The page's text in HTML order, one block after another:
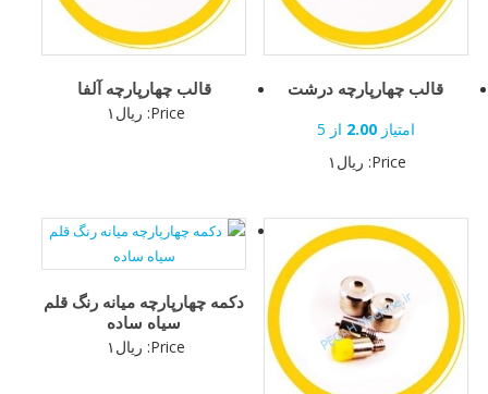
قالب چهارپارچه درشت
امتیاز2.00 از 5
Price: ریال ۱
قالب چهارپارچه آلفا
Price: ریال ۱
دکمه چهارپارچه میانه رنگ قلم
سیاه ساده
Price: ریال ۱